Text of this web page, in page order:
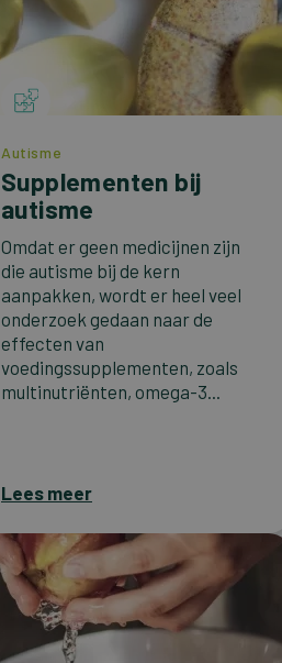
Autisme
Supplementen bij
autisme
Omdat er geen medicijnen zijn
die autisme bij de kern
aanpakken, wordt er heel veel
onderzoek gedaan naar de
effecten van
voedingssupplementen, zoals
multinutriënten, omega-3...
Lees meer